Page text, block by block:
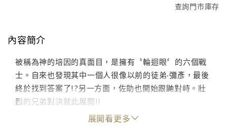
查詢門市庫存
內容簡介
被稱為神的培因的真面目，是擁有〝輪迴眼〞的六個戰
士。自來也發現其中一個人很像以前的徒弟‧彌彥，最後
終於找到答案了!?另一方面，佐助也開始跟鼬對峙。壯
烈的兄弟對決就此展開!!
展開看更多